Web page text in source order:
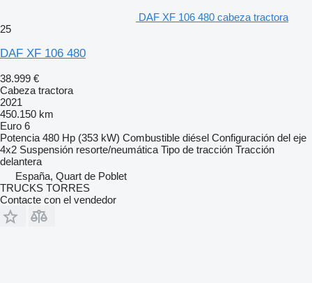
DAF XF 106 480 cabeza tractora
25
DAF XF 106 480
38.999 €
Cabeza tractora
2021
450.150 km
Euro 6
Potencia 480 Hp (353 kW) Combustible diésel Configuración del eje
4x2 Suspensión resorte/neumática Tipo de tracción Tracción
delantera
España, Quart de Poblet
TRUCKS TORRES
Contacte con el vendedor